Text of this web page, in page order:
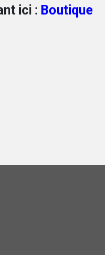
ici : Boutique